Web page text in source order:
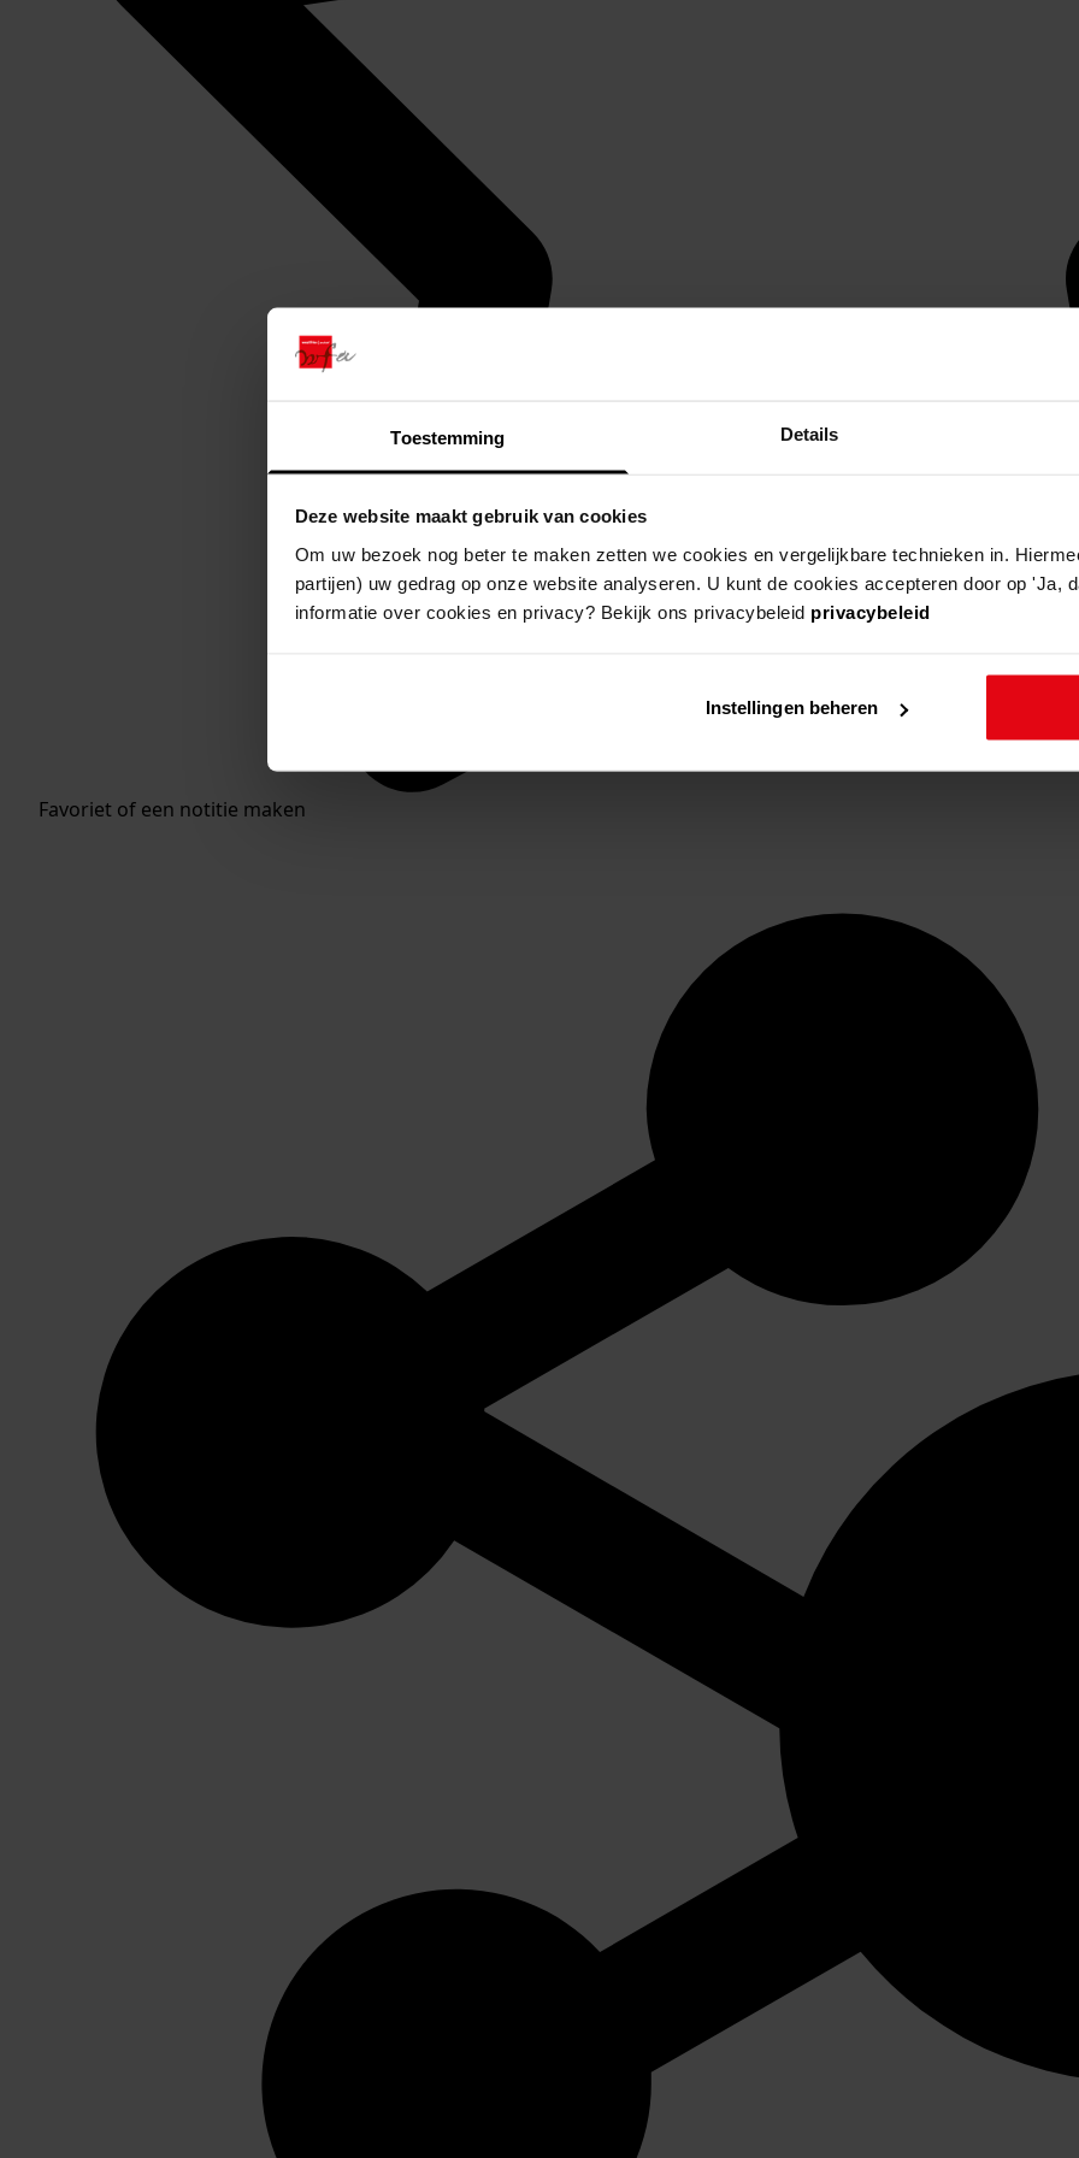
Toestemming Details
Deze website maakt gebruik van cookies
Om uw bezoek nog beter te maken zetten we cookies en vergelijkbare technieken in.
partijen) uw gedrag op onze website analyseren. U kunt de cookies accepteren door op 'Ja,
informatie over cookies en privacy? Bekijk ons privacybeleid privacybeleid
Instellingen beheren
Favoriet of een notitie maken